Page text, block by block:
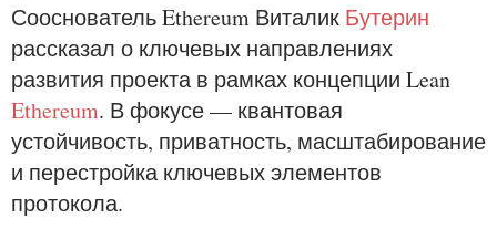
Сооснователь Ethereum Виталик Бутерин
рассказал о ключевых направлениях
развития проекта в рамках концепции Lean
Ethereum. В фокусе — квантовая
устойчивость, приватность, масштабирование
и перестройка ключевых элементов
протокола.